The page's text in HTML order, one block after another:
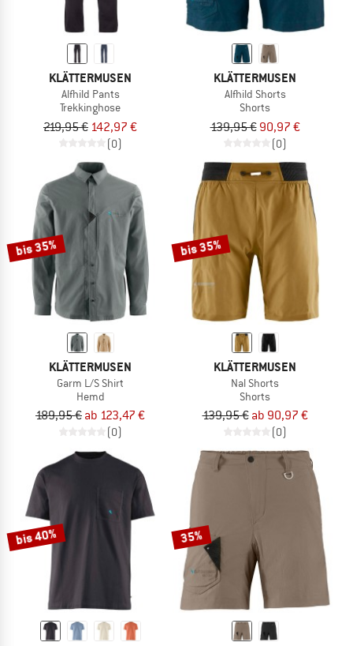
KLÄTTERMUSEN
Alfhild Pants
Trekkinghose
219,95 € 142,97 €
(0)
KLÄTTERMUSEN
Alfhild Shorts
Shorts
139,95 € 90,97 €
(0)
bis 35%
KLÄTTERMUSEN
Garm L/S Shirt
Hemd
189,95 € ab 123,47 €
(0)
bis 35%
KLÄTTERMUSEN
Nal Shorts
Shorts
139,95 € ab 90,97 €
(0)
bis 40% 35%